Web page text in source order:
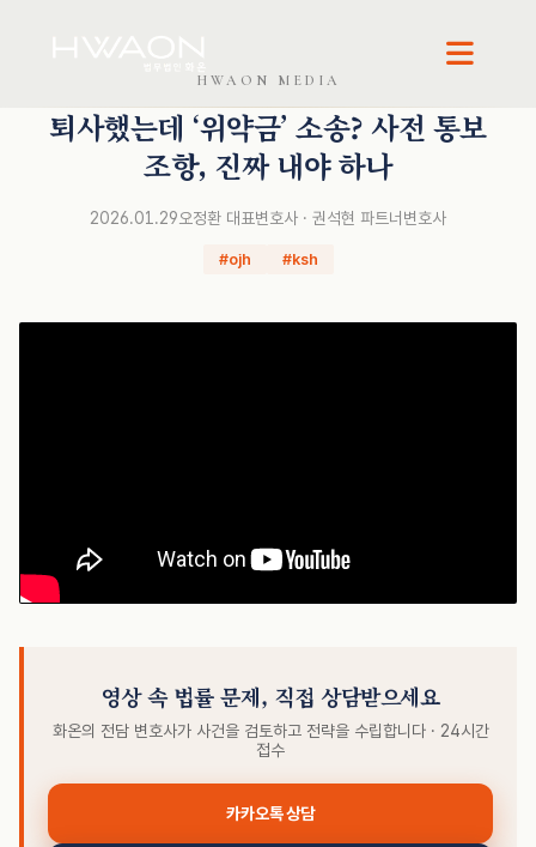
HWAON MEDIA
퇴사했는데 ‘위약금’ 소송? 사전 통보
조항, 진짜 내야 하나
2026.01.29오정환 대표변호사 · 권석현 파트너변호사
#ojh #ksh
영상 속 법률 문제, 직접 상담받으세요
화온의 전담 변호사가 사건을 검토하고 전략을 수립합니다 · 24시간
접수
카카오톡 상담